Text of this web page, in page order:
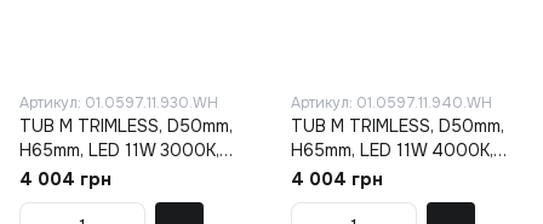
Артикул: 01.0597.11.930.WH
TUB M TRIMLESS, D50mm,
H65mm, LED 11W 3000K,
IP44, белый
(01.0597.11.930.WH)
4 004 грн
Артикул: 01.0597.11.940.WH
TUB M TRIMLESS, D50mm,
H65mm, LED 11W 4000K,
IP44, белый
(01.0597.11.940.WH)
4 004 грн